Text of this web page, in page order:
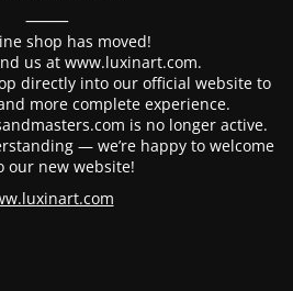
⸻
shop has moved!
us at www.luxinart.com.
directly into our official website to
more complete experience.
is no longer active.
— we’re happy to welcome
our new website!